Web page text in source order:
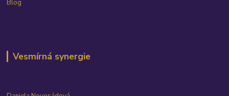
Blog
Vesmírná synergie